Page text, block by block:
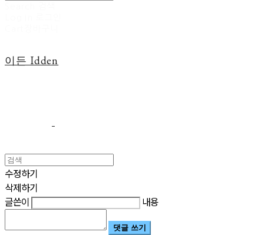
이든 Idden
수정하기
삭제하기
글쓴이
내용
댓글 쓰기